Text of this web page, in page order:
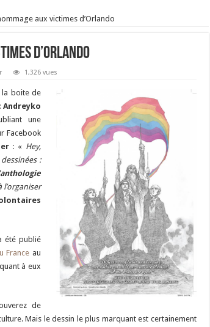
aux victimes d’Orlando
d’Orlando
1,326 vues
la boite de
Andreyko
une
Facebook
: « Hey,
:
l’organiser
été publié
France au
à eux
de
Mais le dessin le plus marquant est certainement